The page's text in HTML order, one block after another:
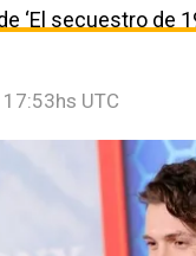
‘El secuestro de
UTC